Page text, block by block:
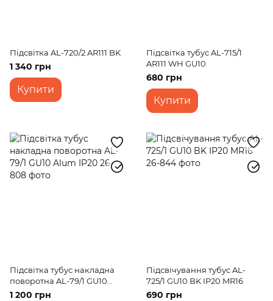
Підсвітка AL-720/2 AR111 BK
1 340 грн
Купити
Підсвітка тубус AL-715/1
AR111 WH GU10
680 грн
Купити
Підсвітка тубус накладна
поворотна AL-79/1 GU10
Alum IP20
1 200 грн
Підсвічування тубус AL-
725/1 GU10 BK IP20 MR16
690 грн